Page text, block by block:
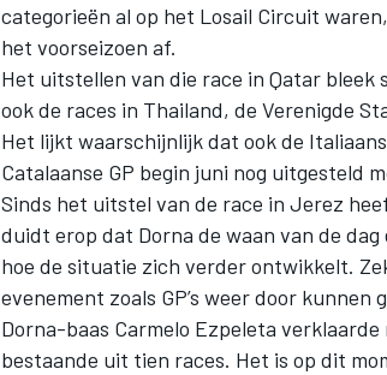
categorieën al op het Losail Circuit
het voorseizoen af.
Het uitstellen van die race in Qatar
ook de races in Thailand, de Verenigde
Het lijkt waarschijnlijk dat ook de
Catalaanse GP begin juni nog uitgesteld
Sinds het uitstel van de race in Jerez
duidt erop dat Dorna de waan van de
hoe de situatie zich verder ontwikkelt.
evenement zoals GP’s weer door kunnen
Dorna-baas Carmelo Ezpeleta verklaarde
bestaande uit tien races. Het is op dit